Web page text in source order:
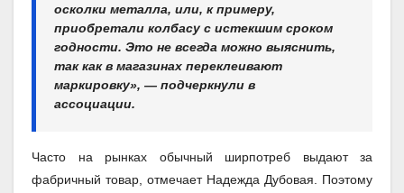
осколки металла, или, к примеру,
приобретали колбасу с истекшим сроком
годности. Это не всегда можно выяснить,
так как в магазинах переклеивают
маркировку», — подчеркнули в
ассоциации.
Часто на рынках обычный ширпотреб выдают за
фабричный товар, отмечает Надежда Дубовая. Поэтому